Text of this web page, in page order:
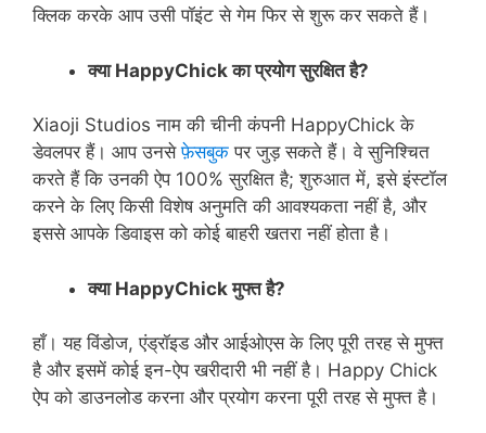
क्लिक करके आप उसी पॉइंट से गेम फिर से शुरू कर सकते हैं।
क्याHappyChickका प्रयोग सुरक्षित है?
Xiaoji Studios नाम की चीनी कंपनी HappyChick के
डेवलपर हैं। आप उनसेफ़ेसबुक पर जुड़ सकते हैं। वे सुनिश्चित
करते हैं कि उनकी ऐप 100% सुरक्षित है; शुरुआत में, इसे इंस्टॉल
करने के लिए किसी विशेष अनुमति की आवश्यकता नहीं है, और
इससे आपके डिवाइस को कोई बाहरी खतरा नहीं होता है।
क्याHappyChickमुफ्त है?
हाँ। यह विंडोज, एंड्रॉइड और आईओएस के लिए पूरी तरह से मुफ्त
है और इसमें कोई इन-ऐप खरीदारी भी नहीं है। Happy Chick
ऐप को डाउनलोड करना और प्रयोग करना पूरी तरह से मुफ्त है।